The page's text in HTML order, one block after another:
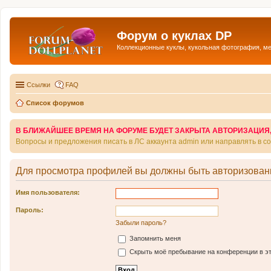
Форум о куклах DP
Коллекционные куклы, кукольная фотография,
Ссылки FAQ
Список форумов
В БЛИЖАЙШЕЕ ВРЕМЯ НА ФОРУМЕ БУДЕТ ЗАКРЫТА
Вопросы и предложения писать в ЛС аккаунта admin или направлять в
Для просмотра профилей вы должны быть
Имя пользователя:
Пароль:
Забыли пароль?
Запомнить меня
Скрыть моё пребывание на конференции в